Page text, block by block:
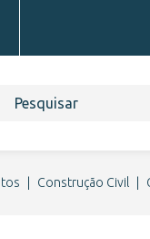
Construção Civil